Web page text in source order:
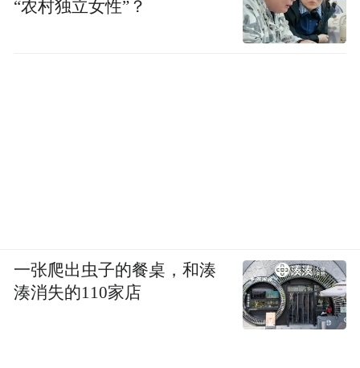
“农村独立女性”？
一张爬出虫子的餐桌，和湊
湊消失的110家店